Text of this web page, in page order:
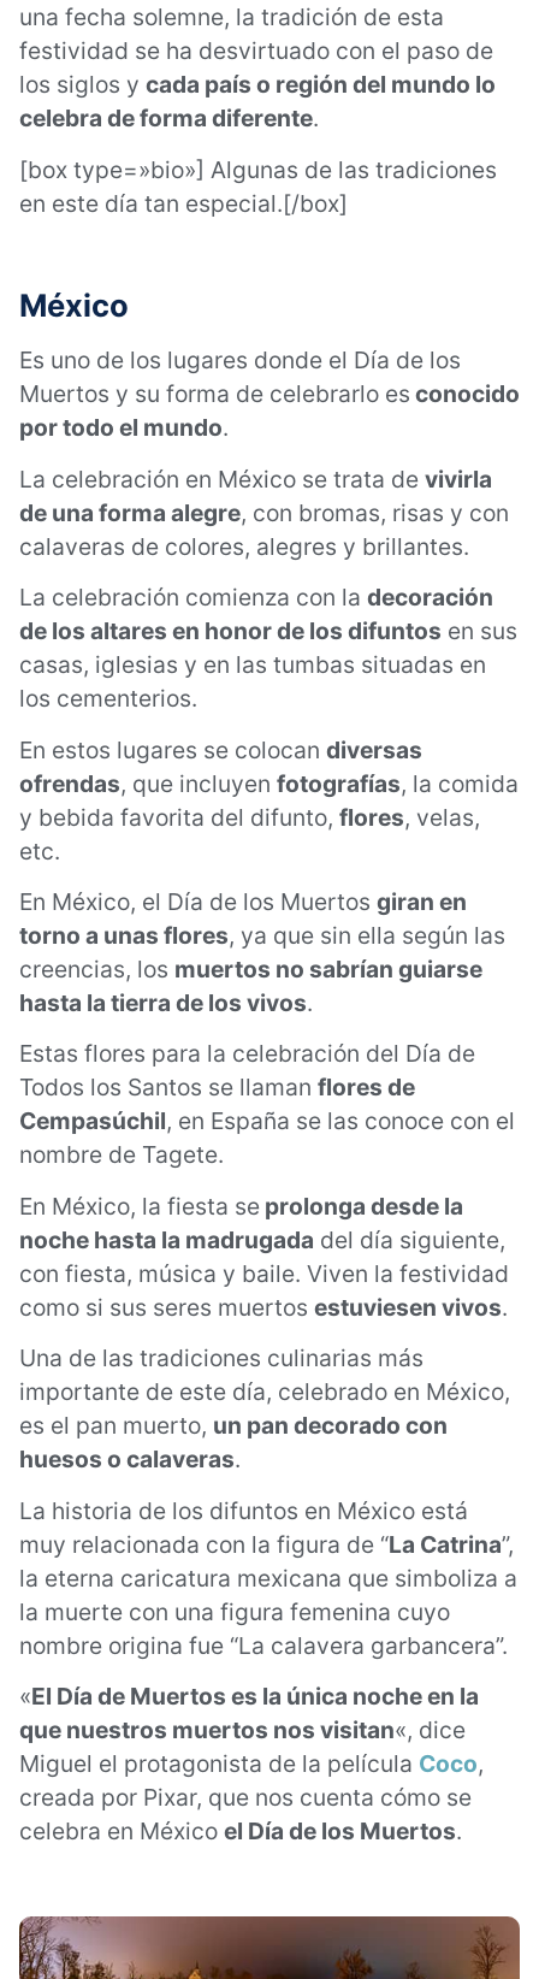
una fecha solemne, la tradición de esta
festividad se ha desvirtuado con el paso de
los siglos y cada país o región del mundo lo
celebra de forma diferente.
[box type=»bio»] Algunas de las tradiciones
en este día tan especial.[/box]
México
Es uno de los lugares donde el Día de los
Muertos y su forma de celebrarlo es conocido
por todo el mundo.
La celebración en México se trata de vivirla
de una forma alegre, con bromas, risas y con
calaveras de colores, alegres y brillantes.
La celebración comienza con la decoración
de los altares en honor de los difuntos en sus
casas, iglesias y en las tumbas situadas en
los cementerios.
En estos lugares se colocan diversas
ofrendas, que incluyen fotografías, la comida
y bebida favorita del difunto, flores, velas,
etc.
En México, el Día de los Muertos giran en
torno a unas flores, ya que sin ella según las
creencias, los muertos no sabrían guiarse
hasta la tierra de los vivos.
Estas flores para la celebración del Día de
Todos los Santos se llaman flores de
Cempasúchil, en España se las conoce con el
nombre de Tagete.
En México, la fiesta se prolonga desde la
noche hasta la madrugada del día siguiente,
con fiesta, música y baile. Viven la festividad
como si sus seres muertos estuviesen vivos.
Una de las tradiciones culinarias más
importante de este día, celebrado en México,
es el pan muerto, un pan decorado con
huesos o calaveras.
La historia de los difuntos en México está
muy relacionada con la figura de “La Catrina”,
la eterna caricatura mexicana que simboliza a
la muerte con una figura femenina cuyo
nombre origina fue “La calavera garbancera”.
«El Día de Muertos es la única noche en la
que nuestros muertos nos visitan«, dice
Miguel el protagonista de la película Coco,
creada por Pixar, que nos cuenta cómo se
celebra en México el Día de los Muertos.